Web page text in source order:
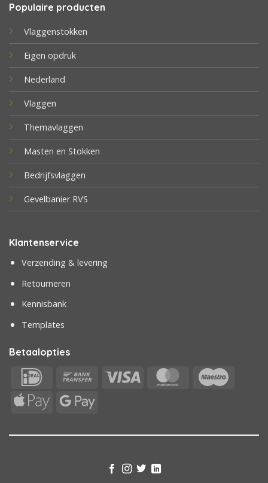
Populaire producten
Vlaggenstokken
Eigen opdruk
Nederland
Vlaggen
Themavlaggen
Masten en Stokken
Bedrijfsvlaggen
Gevelbanier RVS
Klantenservice
Verzending & levering
Retourneren
Kennisbank
Templates
Betaalopties
IDeal
Bank
Visa MasterCard
Apple
Google